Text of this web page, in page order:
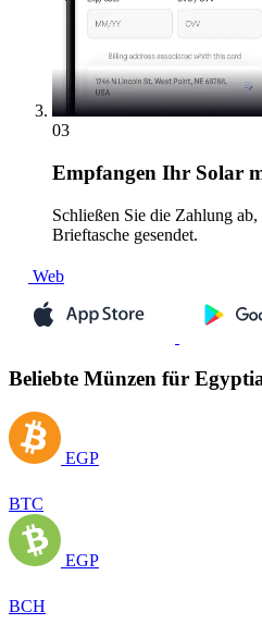
03
Empfangen Ihr Solar
Schließen Sie die Zahlung
Brieftasche gesendet.
Web
Beliebte Münzen für
EGP
BTC
EGP
BCH